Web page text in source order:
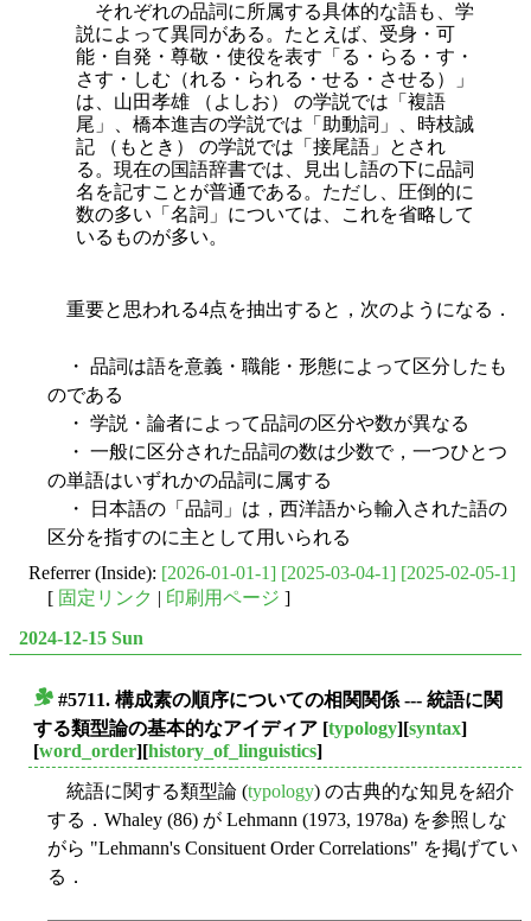
それぞれの品詞に所属する具体的な語も、学
説によって異同がある。たとえば、受身・可
能・自発・尊敬・使役を表す「る・らる・す・
さす・しむ（れる・られる・せる・させる）」
は、山田孝雄 （よしお） の学説では「複語
尾」、橋本進吉の学説では「助動詞」、時枝誠
記 （もとき） の学説では「接尾語」とされ
る。現在の国語辞書では、見出し語の下に品詞
名を記すことが普通である。ただし、圧倒的に
数の多い「名詞」については、これを省略して
いるものが多い。
重要と思われる4点を抽出すると，次のようになる．
・ 品詞は語を意義・職能・形態によって区分したも
のである
・ 学説・論者によって品詞の区分や数が異なる
・ 一般に区分された品詞の数は少数で，一つひとつ
の単語はいずれかの品詞に属する
・ 日本語の「品詞」は，西洋語から輸入された語の
区分を指すのに主として用いられる
Referrer (Inside): [2026-01-01-1] [2025-03-04-1] [2025-02-05-1]
[ 固定リンク | 印刷用ページ ]
2024-12-15 Sun
#5711. 構成素の順序についての相関関係 --- 統語に関
する類型論の基本的なアイディア [typology][syntax]
[word_order][history_of_linguistics]
統語に関する類型論 (typology) の古典的な知見を紹介
する．Whaley (86) が Lehmann (1973, 1978a) を参照しな
がら "Lehmann's Consituent Order Correlations" を掲げてい
る．